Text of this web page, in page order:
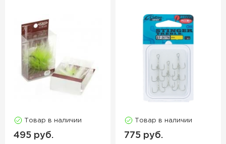
Товар в наличии
495 руб.
Товар в наличии
775 руб.